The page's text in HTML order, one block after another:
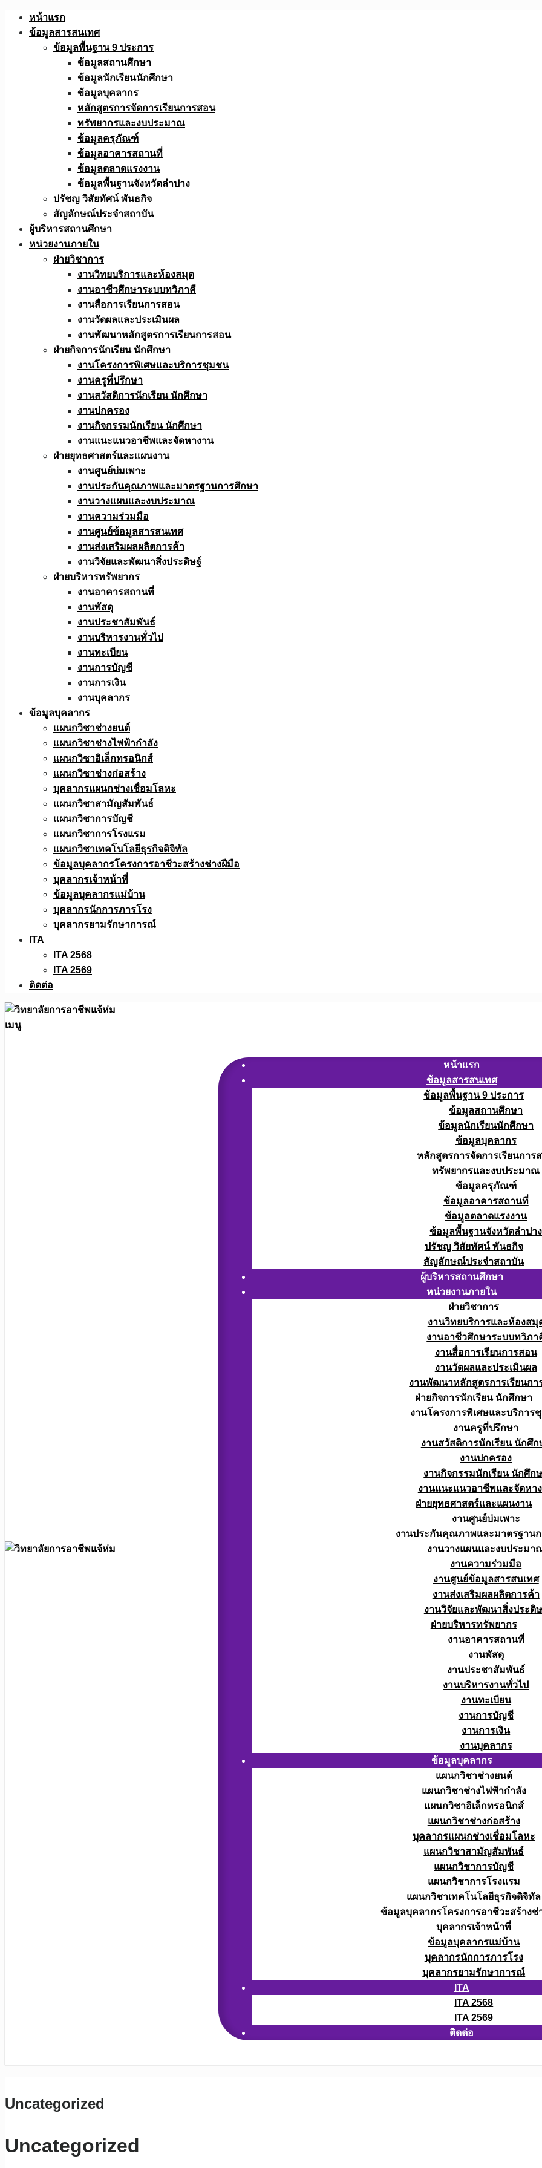
Skip
หน้าแรก
ข้อมูลสารสนเทศ
ข้อมูลพื้นฐาน 9 ประการ
ข้อมูลสถานศึกษา
ข้อมูลนักเรียนนักศึกษา
ข้อมูลบุคลากร
หลักสูตรการจัดการเรียนการสอน
ทรัพยากรและงบประมาณ
ข้อมูลครุภัณฑ์
ข้อมูลอาคารสถานที่
ข้อมูลตลาดแรงงาน
ข้อมูลพื้นฐานจังหวัดลำปาง
ปรัชญ วิสัยทัศน์ พันธกิจ
สัญลักษณ์ประจำสถาบัน
ผู้บริหารสถานศึกษา
หน่วยงานภายใน
ฝ่ายวิชาการ
งานวิทยบริการและห้องสมุด
งานอาชีวศึกษาระบบทวิภาคี
งานสื่อการเรียนการสอน
งานวัดผลและประเมินผล
งานพัฒนาหลักสูตรการเรียนการสอน
ฝ่ายกิจการนักเรียน นักศึกษา
งานโครงการพิเศษและบริการชุมชน
งานครูที่ปรึกษา
งานสวัสดิการนักเรียน นักศึกษา
งานปกครอง
งานกิจกรรมนักเรียน นักศึกษา
งานแนะแนวอาชีพและจัดหางาน
ฝ่ายยุทธศาสตร์และแผนงาน
งานศูนย์บ่มเพาะ
งานประกันคุณภาพและมาตรฐานการศึกษา
งานวางแผนและงบประมาณ
งานความร่วมมือ
งานศูนย์ข้อมูลสารสนเทศ
งานส่งเสริมผลผลิตการค้า
งานวิจัยและพัฒนาสิ่งประดิษฐ์
ฝ่ายบริหารทรัพยากร
งานอาคารสถานที่
งานพัสดุ
งานประชาสัมพันธ์
งานบริหารงานทั่วไป
งานทะเบียน
งานการบัญชี
งานการเงิน
งานบุคลากร
ข้อมูลบุคลากร
แผนกวิชาช่างยนต์
แผนกวิชาช่างไฟฟ้ากำลัง
แผนกวิชาอิเล็กทรอนิกส์
แผนกวิชาช่างก่อสร้าง
บุคลากรแผนกช่างเชื่อมโลหะ
แผนกวิชาสามัญสัมพันธ์
แผนกวิชาการบัญชี
แผนกวิชาการโรงแรม
แผนกวิชาเทคโนโลยีธุรกิจดิจิทัล
ข้อมูลบุคลากรโครงการอาชีวะสร้างช่างฝีมือ
บุคลากรเจ้าหน้าที่
ข้อมูลบุคลากรแม่บ้าน
บุคลากรนักการภารโรง
บุคลากรยามรักษาการณ์
ITA
ITA 2568
ITA 2569
ติดต่อ
เมนู
หน้าแรก
ข้อมูลสารสนเทศ
ข้อมูลพื้นฐาน 9 ประการ
ข้อมูลสถานศึกษา
ข้อมูลนักเรียนนักศึกษา
ข้อมูลบุคลากร
หลักสูตรการจัดการเรียนการ
ทรัพยากรและงบประมาณ
ข้อมูลครุภัณฑ์
ข้อมูลอาคารสถานที่
ข้อมูลตลาดแรงงาน
ข้อมูลพื้นฐานจังหวัดลำปาง
ปรัชญ วิสัยทัศน์ พันธกิจ
สัญลักษณ์ประจำสถาบัน
ผู้บริหารสถานศึกษา
หน่วยงานภายใน
ฝ่ายวิชาการ
งานวิทยบริการและห้องสมุ
งานอาชีวศึกษาระบบทวิภา
งานสื่อการเรียนการสอน
งานวัดผลและประเมินผล
งานพัฒนาหลักสูตรการเรียนกา
ฝ่ายกิจการนักเรียน นักศึกษา
งานโครงการพิเศษและบริการ
งานครูที่ปรึกษา
งานสวัสดิการนักเรียน นักศึก
งานปกครอง
งานกิจกรรมนักเรียน นักศึก
งานแนะแนวอาชีพและจัดหา
ฝ่ายยุทธศาสตร์และแผนงาน
งานศูนย์บ่มเพาะ
งานประกันคุณภาพและมาตรฐาน
งานวางแผนและงบประมา
งานความร่วมมือ
งานศูนย์ข้อมูลสารสนเทศ
งานส่งเสริมผลผลิตการค้า
งานวิจัยและพัฒนาสิ่งประดิ
ฝ่ายบริหารทรัพยากร
งานอาคารสถานที่
งานพัสดุ
งานประชาสัมพันธ์
งานบริหารงานทั่วไป
งานทะเบียน
งานการบัญชี
งานการเงิน
งานบุคลากร
ข้อมูลบุคลากร
แผนกวิชาช่างยนต์
แผนกวิชาช่างไฟฟ้ากำลัง
แผนกวิชาอิเล็กทรอนิกส์
แผนกวิชาช่างก่อสร้าง
บุคลากรแผนกช่างเชื่อมโลหะ
แผนกวิชาสามัญสัมพันธ์
แผนกวิชาการบัญชี
แผนกวิชาการโรงแรม
แผนกวิชาเทคโนโลยีธุรกิจดิจิทัล
ข้อมูลบุคลากรโครงการอาชีวะสร้างช่
บุคลากรเจ้าหน้าที่
ข้อมูลบุคลากรแม่บ้าน
บุคลากรนักการภารโรง
บุคลากรยามรักษาการณ์
ITA
ITA 2568
ITA 2569
ติดต่อ
Uncategorized
Uncategorized